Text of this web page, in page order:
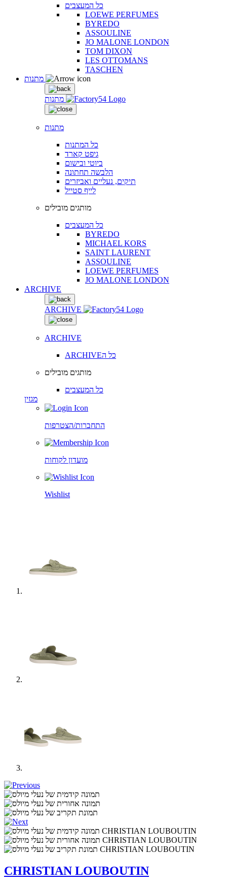
כל המעצבים
LOEWE PERFUMES
BYREDO
ASSOULINE
JO MALONE LONDON
TOM DIXON
LES OTTOMANS
TASCHEN
מתנות
מתנות
כל המתנות
גיפט קארד
ביוטי ובישום
הלבשה תחתונה
תיקים, נעליים ואביזרים
לייף סטייל
מותגים מובילים
כל המעצבים
BYREDO
MICHAEL KORS
SAINT LAURENT
ASSOULINE
LOEWE PERFUMES
JO MALONE LONDON
ARCHIVE
ARCHIVE
ARCHIVE
ARCHIVEכל ה
מותגים מובילים
כל המעצבים
מגזין
התחברות/הצטרפות
מועדון לקוחות
Wishlist
CHRISTIAN LOUBOUTIN